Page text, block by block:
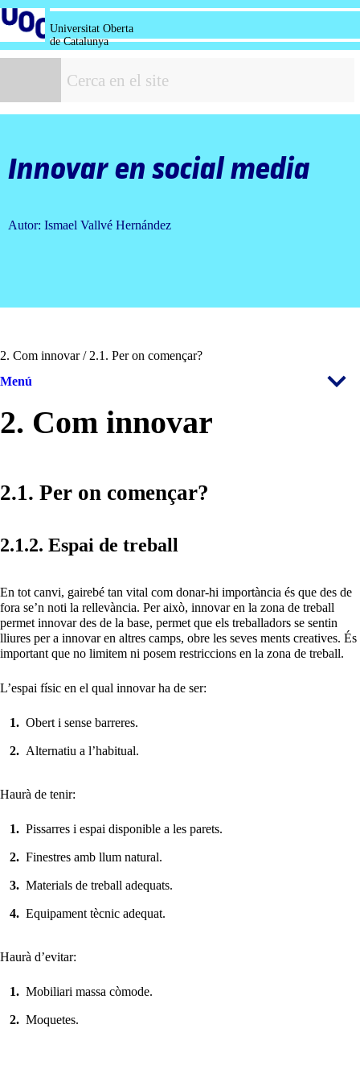
Salta
al
contingut
Universitat Oberta
de Catalunya
Innovar ensocial media
Autor: Ismael Vallvé Hernández
2. Com innovar / 2.1. Per on començar?
Menú
2. Com innovar
2.1. Per on començar?
2.1.2. Espai de treball
En tot canvi, gairebé tan vital com donar-hi importància és que des de
fora se’n noti la rellevància. Per això, innovar en la zona de treball
permet innovar des de la base, permet que els treballadors se sentin
lliures per a innovar en altres camps, obre les seves ments creatives. És
important que no limitem ni posem restriccions en la zona de treball.
L’espai físic en el qual innovar ha de ser:
Obert i sense barreres.
Alternatiu a l’habitual.
Haurà de tenir:
Pissarres i espai disponible a les parets.
Finestres amb llum natural.
Materials de treball adequats.
Equipament tècnic adequat.
Haurà d’evitar:
Mobiliari massa còmode.
Moquetes.